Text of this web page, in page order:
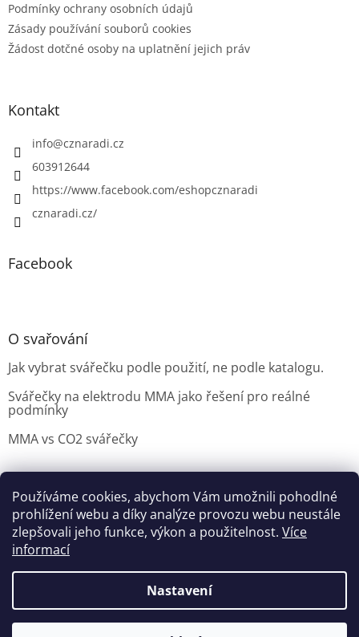
Používáme cookies, abychom Vám umožnili pohodlné
prohlížení webu a díky analýze provozu webu neustále
zlepšovali jeho funkce, výkon a použitelnost. Více
informací
Nastavení
Podmínky ochrany osobních údajů
Zásady používání souborů cookies
Žádost dotčné osoby na uplatnění jejich práv
Kontakt
info@cznaradi.cz
603912644
https://www.facebook.com/eshopcznaradi
cznaradi.cz/
Facebook
O svařování
Jak vybrat svářečku podle použití, ne podle katalogu.
Svářečky na elektrodu MMA jako řešení pro reálné
podmínky
MMA vs CO2 svářečky
Možnosti doručení Nakupovani Možností platby
Výběr svářečky
Vytvořil Shoptet